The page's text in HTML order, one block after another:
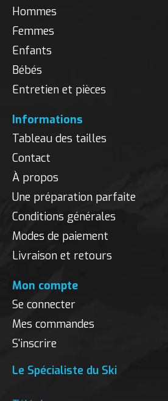
Hommes
Femmes
Enfants
Bébés
Entretien et pièces
Informations
Tableau des tailles
Contact
À propos
Une préparation parfaite
Conditions générales
Modes de paiement
Livraison et retours
Mon compte
Se connecter
Mes commandes
S'inscrire
Le Spécialiste du Ski